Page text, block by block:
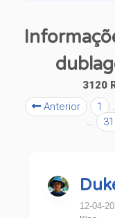
sobre dublagem
3120
Anterior
1
…
12-04-